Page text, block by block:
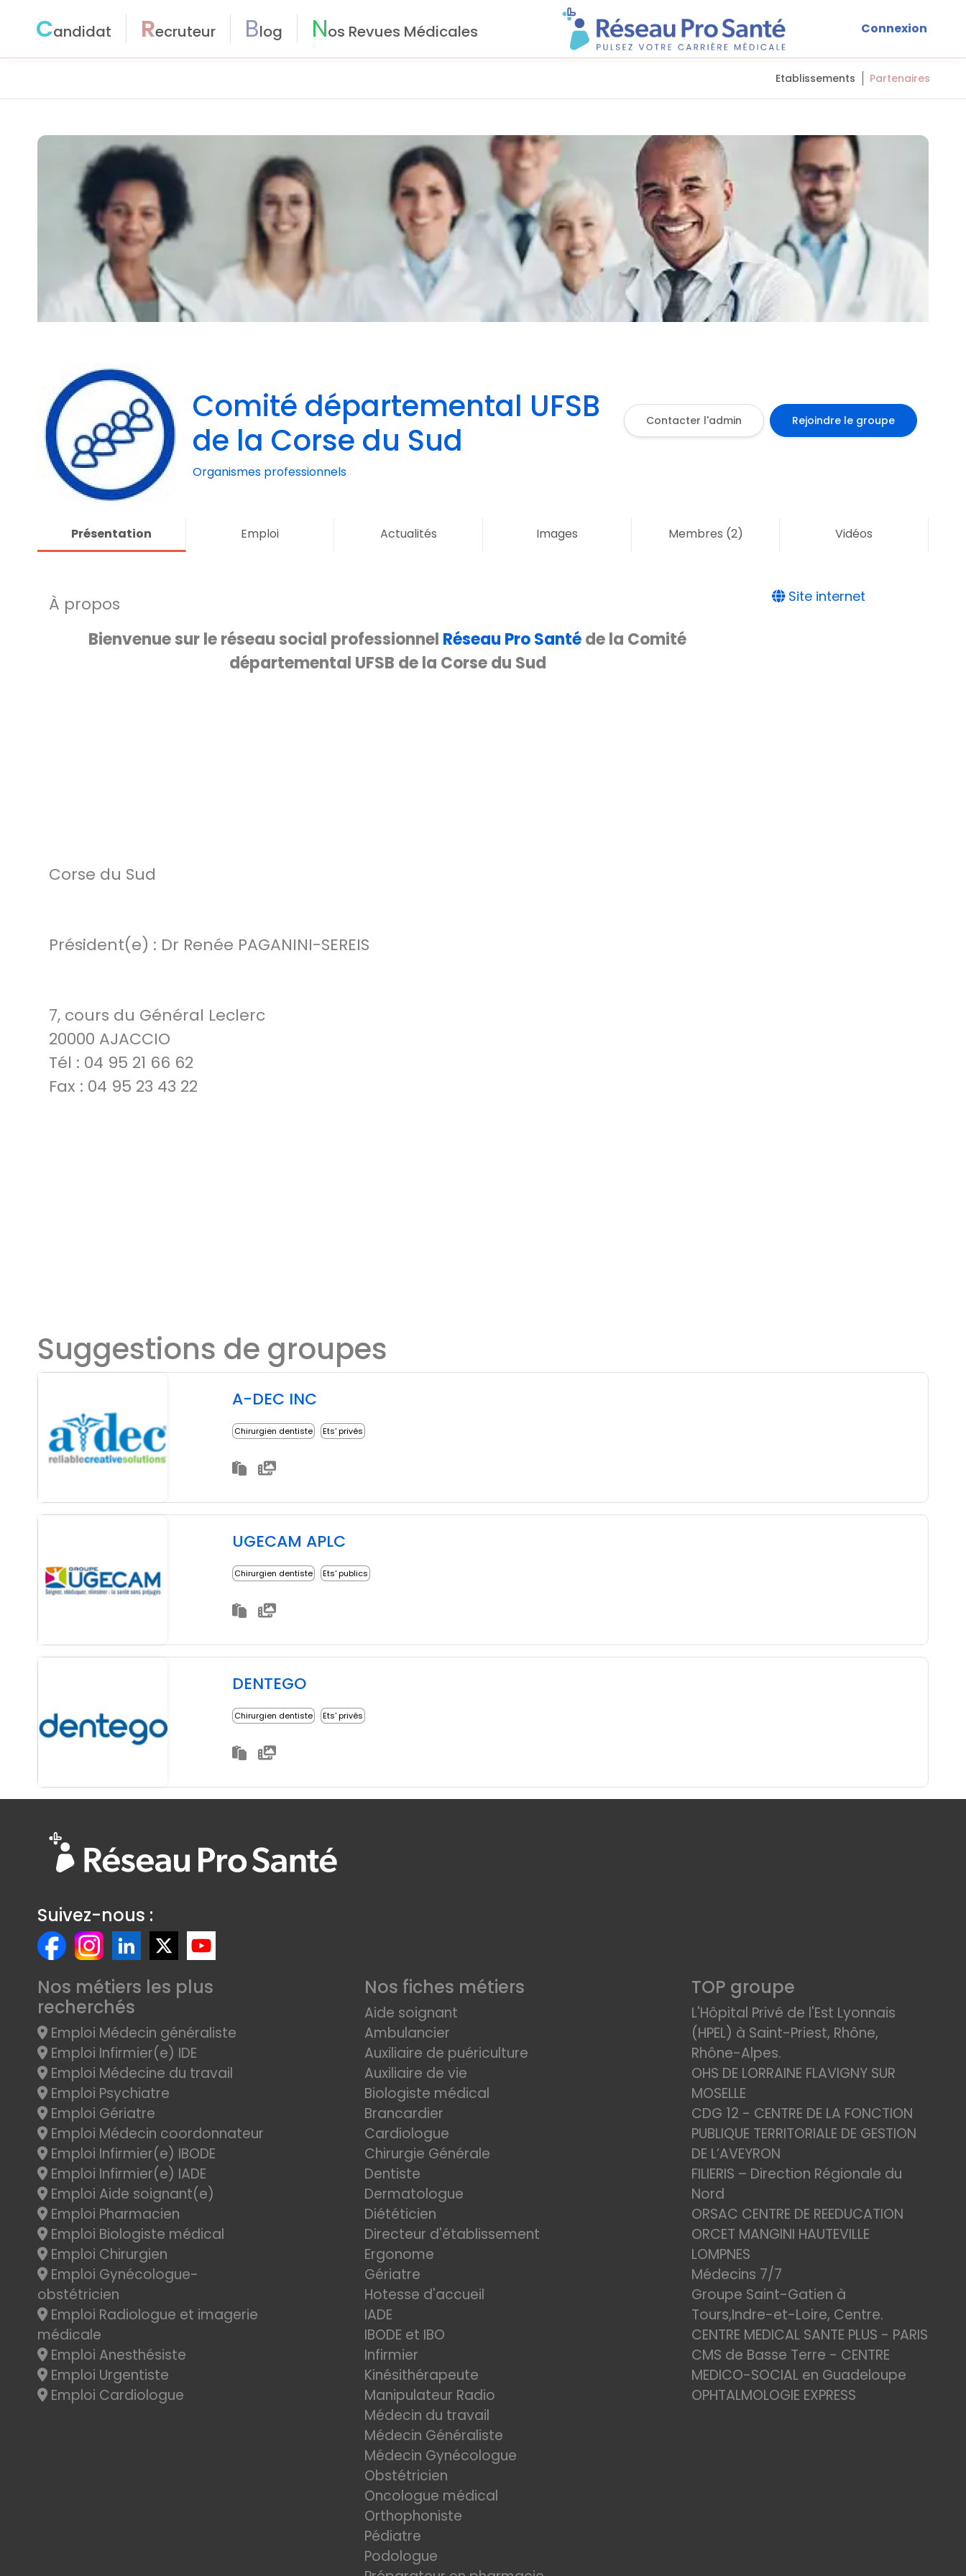
Candidat Recruteur Blog Nos Revues Médicales Connexion
Etablissements Partenaires
Comité départemental UFSB
de la Corse du Sud
Contacter l'admin Rejoindre le groupe
Organismes professionnels
Présentation Emploi Actualités Images Membres (2) Vidéos
À propos
Bienvenue sur le réseau social professionnel Réseau Pro Santéde la Comité
départemental UFSB de la Corse du Sud
Corse du Sud
Président(e) : Dr Renée PAGANINI-SEREIS
7, cours du Général Leclerc
20000 AJACCIO
Tél : 04 95 21 66 62
Fax : 04 95 23 43 22
Site internet
Suggestions de groupes
A-DEC INC
Chirurgien dentiste Ets' privés
UGECAM APLC
Chirurgien dentiste Ets' publics
DENTEGO
Chirurgien dentiste Ets' privés
Suivez-nous :
Nos métiers les plus
recherchés
Emploi Médecin généraliste
Emploi Infirmier(e) IDE
Emploi Médecine du travail
Emploi Psychiatre
Emploi Gériatre
Emploi Médecin coordonnateur
Emploi Infirmier(e) IBODE
Emploi Infirmier(e) IADE
Emploi Aide soignant(e)
Emploi Pharmacien
Emploi Biologiste médical
Emploi Chirurgien
Emploi Gynécologue-
obstétricien
Emploi Radiologue et imagerie
médicale
Emploi Anesthésiste
Emploi Urgentiste
Emploi Cardiologue
Nos fiches métiers
Aide soignant
Ambulancier
Auxiliaire de puériculture
Auxiliaire de vie
Biologiste médical
Brancardier
Cardiologue
Chirurgie Générale
Dentiste
Dermatologue
Diététicien
Directeur d'établissement
Ergonome
Gériatre
Hotesse d'accueil
IADE
IBODE et IBO
Infirmier
Kinésithérapeute
Manipulateur Radio
Médecin du travail
Médecin Généraliste
Médecin Gynécologue
Obstétricien
Oncologue médical
Orthophoniste
Pédiatre
Podologue
TOP groupe
L'Hôpital Privé de l'Est Lyonnais
(HPEL) à Saint-Priest, Rhône,
Rhône-Alpes.
OHS DE LORRAINE FLAVIGNY SUR
MOSELLE
CDG 12 - CENTRE DE LA FONCTION
PUBLIQUE TERRITORIALE DE GESTION
DE L’AVEYRON
FILIERIS – Direction Régionale du
Nord
ORSAC CENTRE DE REEDUCATION
ORCET MANGINI HAUTEVILLE
LOMPNES
Médecins 7/7
Groupe Saint-Gatien à
Tours,Indre-et-Loire, Centre.
CENTRE MEDICAL SANTE PLUS - PARIS
CMS de Basse Terre - CENTRE
MEDICO-SOCIAL en Guadeloupe
OPHTALMOLOGIE EXPRESS